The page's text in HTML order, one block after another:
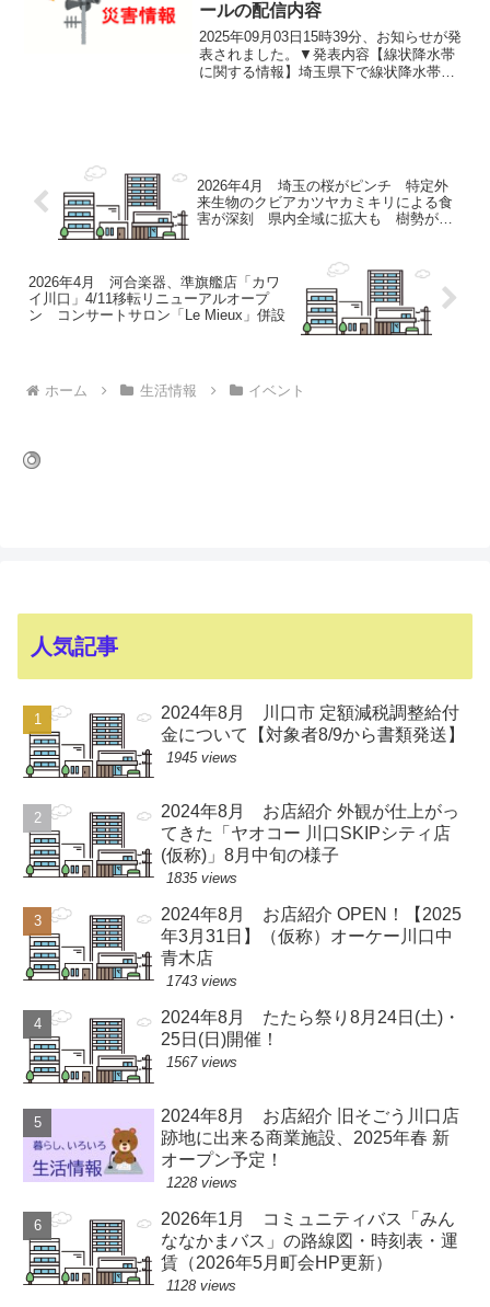
ールの配信内容
2025年09月03日15時39分、お知らせが発
表されました。▼発表内容【線状降水帯
に関する情報】埼玉県下で線状降水帯に
2026年4月 埼玉の桜がピンチ 特定外
来生物のクビアカツヤカミキリによる食
害が深刻 県内全域に拡大も 樹勢が衰
2026年4月 河合楽器、準旗艦店「カワ
イ川口」4/11移転リニューアルオープ
ン コンサートサロン「Le Mieux」併設
ホーム 生活情報 イベント
人気記事
2024年8月 川口市 定額減税調整給付
金について【対象者8/9から書類発送】
1945 views
2024年8月 お店紹介 外観が仕上がっ
てきた「ヤオコー 川口SKIPシティ店
(仮称)」8月中旬の様子
1835 views
2024年8月 お店紹介 OPEN！【2025
年3月31日】（仮称）オーケー川口中
青木店
1743 views
2024年8月 たたら祭り8月24日(土)・
25日(日)開催！
1567 views
2024年8月 お店紹介 旧そごう川口店
跡地に出来る商業施設、2025年春 新
オープン予定！
1228 views
2026年1月 コミュニティバス「みん
ななかまバス」の路線図・時刻表・運
賃（2026年5月町会HP更新）
1128 views